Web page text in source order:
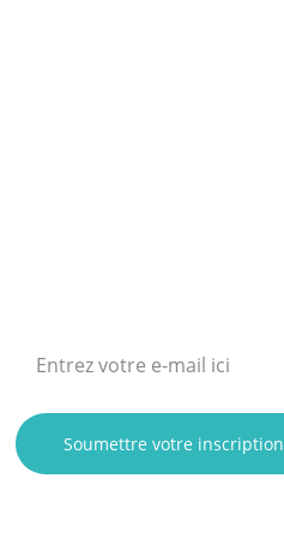
Soumettre votre inscription